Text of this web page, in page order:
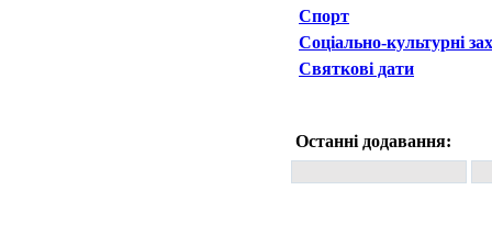
Спорт
Соціально-культурні
Святкові дати
Останні додавання: